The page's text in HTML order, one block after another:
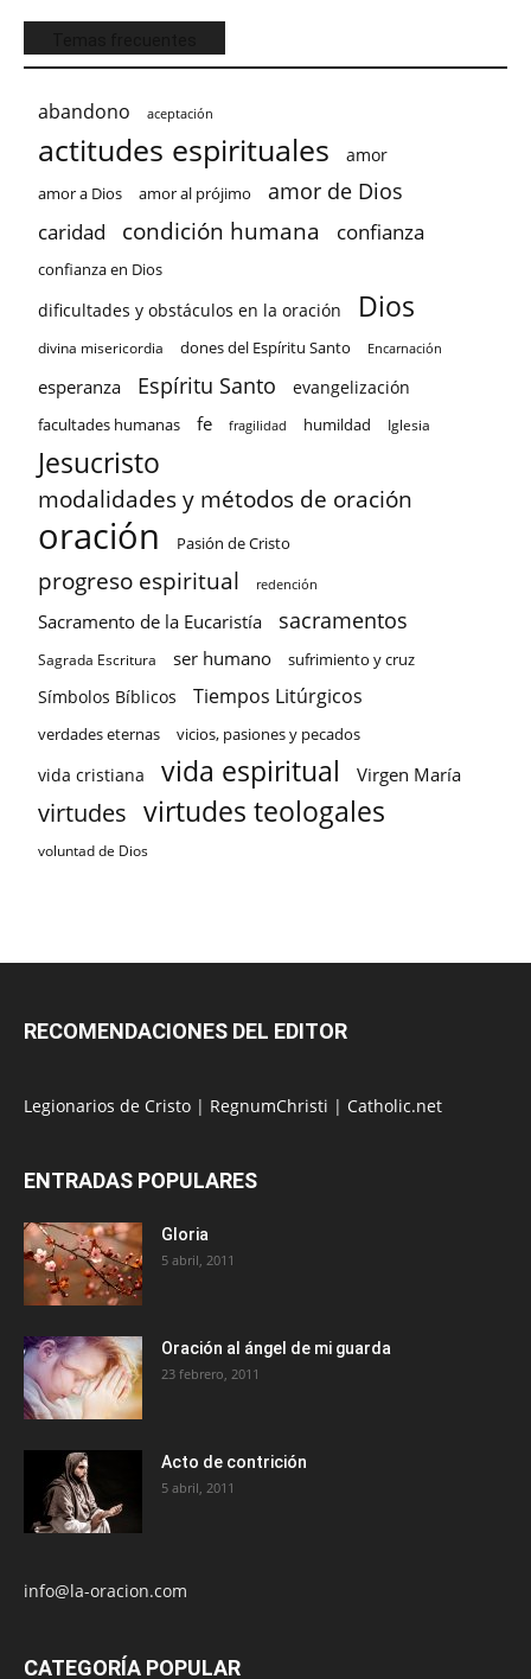
abandono aceptación
actitudes espirituales amor
amor a Dios amor al prójimo amor de Dios
caridad condición humana confianza
confianza en Dios
dificultades y obstáculos en la oración Dios
divina misericordia dones del Espíritu Santo Encarnación
esperanza Espíritu Santo evangelización
facultades humanas fe fragilidad humildad Iglesia
Jesucristo
modalidades y métodos de oración
oración Pasión de Cristo
progreso espiritual redención
Sacramento de la Eucaristía sacramentos
Sagrada Escritura ser humano sufrimiento y cruz
Símbolos Bíblicos Tiempos Litúrgicos
verdades eternas vicios, pasiones y pecados
vida cristiana vida espiritual Virgen María
virtudes virtudes teologales
voluntad de Dios
RECOMENDACIONES DEL EDITOR
Legionarios de Cristo | RegnumChristi | Catholic.net
ENTRADAS POPULARES
Gloria
5 abril, 2011
Oración al ángel de mi guarda
23 febrero, 2011
Acto de contrición
5 abril, 2011
info@la-oracion.com
CATEGORÍA POPULAR